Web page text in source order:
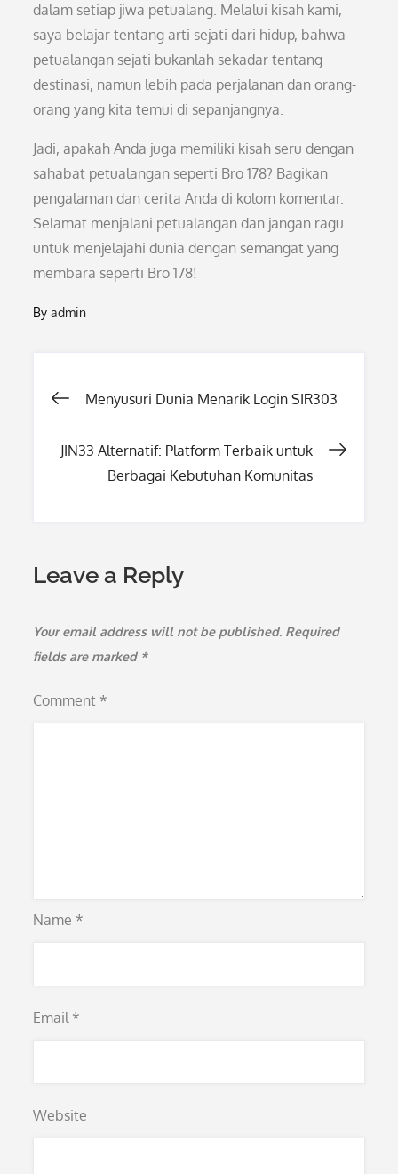
dalam setiap jiwa petualang. Melalui kisah kami,
saya belajar tentang arti sejati dari hidup, bahwa
petualangan sejati bukanlah sekadar tentang
destinasi, namun lebih pada perjalanan dan orang-
orang yang kita temui di sepanjangnya.
Jadi, apakah Anda juga memiliki kisah seru dengan
sahabat petualangan seperti Bro 178? Bagikan
pengalaman dan cerita Anda di kolom komentar.
Selamat menjalani petualangan dan jangan ragu
untuk menjelajahi dunia dengan semangat yang
membara seperti Bro 178!
Byadmin
Post
navigation
Menyusuri Dunia Menarik Login SIR303
JIN33 Alternatif: Platform Terbaik untuk
Berbagai Kebutuhan Komunitas
Leave a Reply
Your email address will not be published. Required
fields are marked *
Comment *
Name *
Email *
Website